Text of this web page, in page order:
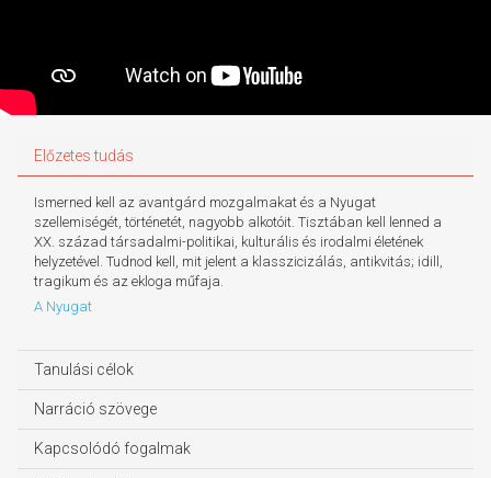
Előzetes tudás
Ismerned kell az avantgárd mozgalmakat és a Nyugat
szellemiségét, történetét, nagyobb alkotóit. Tisztában kell lenned a
XX. század társadalmi-politikai, kulturális és irodalmi életének
helyzetével. Tudnod kell, mit jelent a klasszicizálás, antikvitás; idill,
tragikum és az ekloga műfaja.
A Nyugat
Tanulási célok
Narráció szövege
Kapcsolódó fogalmak